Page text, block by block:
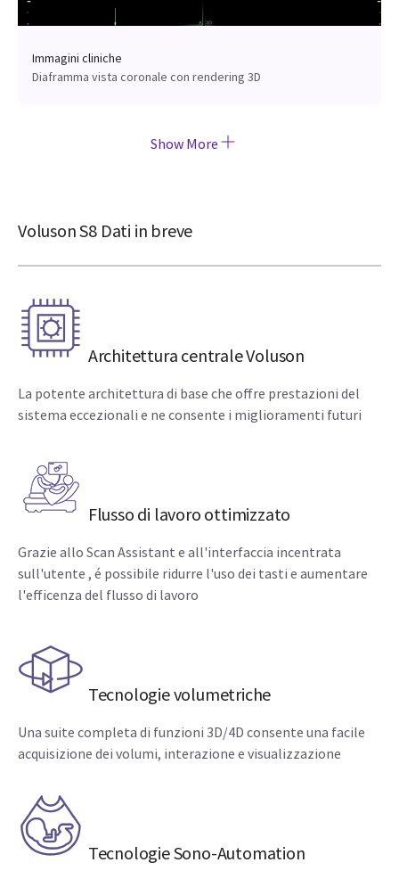
Immagini cliniche
Diaframma vista coronale con rendering 3D
Show More
Voluson S8 Dati in breve
Architettura centrale Voluson
La potente architettura di base che offre prestazioni del
sistema eccezionali e ne consente i miglioramenti futuri
Flusso di lavoro ottimizzato
Grazie allo Scan Assistant e all'interfaccia incentrata
sull'utente , é possibile ridurre l'uso dei tasti e aumentare
l'efficenza del flusso di lavoro
Tecnologie volumetriche
Una suite completa di funzioni 3D/4D consente una facile
acquisizione dei volumi, interazione e visualizzazione
Tecnologie Sono-Automation